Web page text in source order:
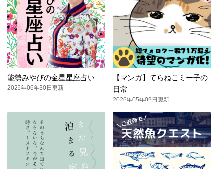
能勢みやびの金星星座占い
2026年06年30日更新
【マンガ】てらねこミー子の
日常
2026年05年09日更新